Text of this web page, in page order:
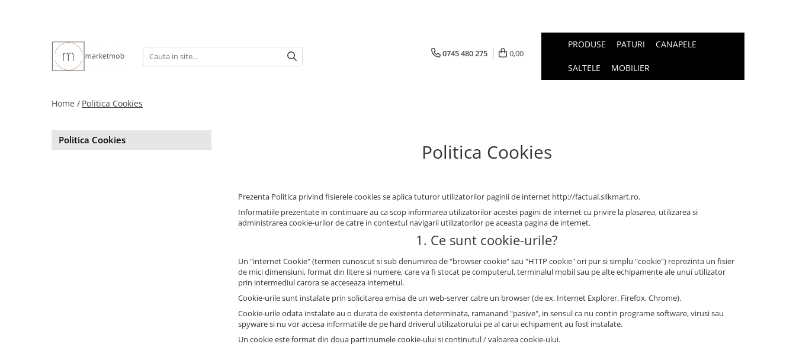
0745 480 275 0,00
PRODUSE PATURI CANAPELE
SALTELE MOBILIER
Home / Politica Cookies
Politica Cookies
Prezenta Politica privind fisierele cookies se aplica tuturor utilizatorilor paginii de internet http://factual.silkmart.ro.
Informatiile prezentate in continuare au ca scop informarea utilizatorilor acestei pagini de internet cu privire la plasarea, utilizarea si
administrarea cookie-urilor de catre in contextul navigarii utilizatorilor pe aceasta pagina de internet.
1. Ce sunt cookie-urile?
Un "internet Cookie" (termen cunoscut si sub denumirea de "browser cookie" sau "HTTP cookie" ori pur si simplu "cookie") reprezinta un fisier
de mici dimensiuni, format din litere si numere, care va fi stocat pe computerul, terminalul mobil sau pe alte echipamente ale unui utilizator
prin intermediul carora se acceseaza internetul.
Cookie-urile sunt instalate prin solicitarea emisa de un web-server catre un browser (de ex. Internet Explorer, Firefox, Chrome).
Cookie-urile odata instalate au o durata de existenta determinata, ramanand "pasive", in sensul ca nu contin programe software, virusi sau
spyware si nu vor accesa informatiile de pe hard driverul utilizatorului pe al carui echipament au fost instalate.
Un cookie este format din doua parti:numele cookie-ului si continutul / valoarea cookie-ului.
Politica Cookies